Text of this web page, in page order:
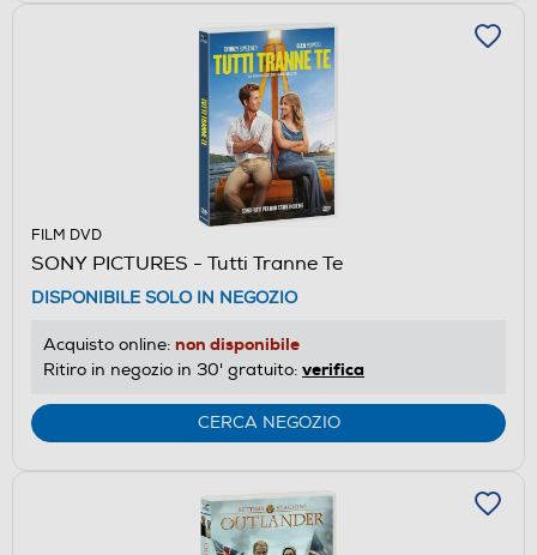
FILM DVD
SONY PICTURES - Tutti Tranne Te
DISPONIBILE SOLO IN NEGOZIO
Acquisto online: non disponibile
Ritiro in negozio in 30' gratuito: verifica
CERCA NEGOZIO